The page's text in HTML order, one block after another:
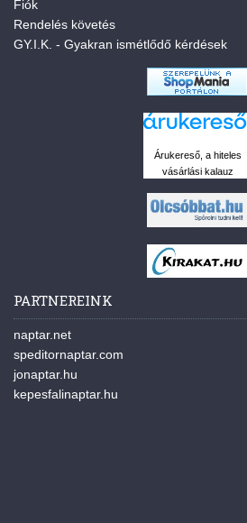
Fiók
Rendelés követés
GY.I.K. - Gyakran ismétlődő kérdések
Árukereső, a hiteles
vásárlási kalauz
PARTNEREINK
naptar.net
speditornaptar.com
jonaptar.hu
kepesfalinaptar.hu